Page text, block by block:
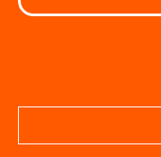
ゲ